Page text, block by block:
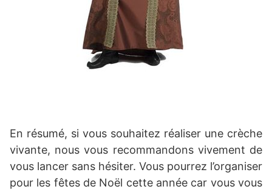
En résumé, si vous souhaitez réaliser une crèche
vivante, nous vous recommandons vivement de
vous lancer sans hésiter. Vous pourrez l’organiser
pour les fêtes de Noël cette année car vous vous